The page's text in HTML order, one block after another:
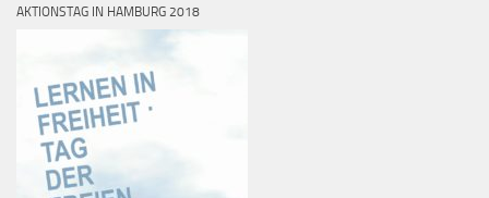
AKTIONSTAG IN HAMBURG 2018